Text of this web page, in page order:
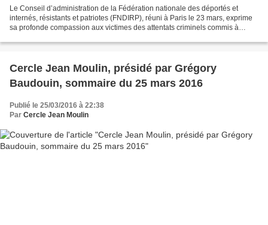
Le Conseil d’administration de la Fédération nationale des déportés et
internés, résistants et patriotes (FNDIRP), réuni à Paris le 23 mars, exprime
sa profonde compassion aux victimes des attentats criminels commis à
Cercle Jean Moulin, présidé par Grégory
Baudouin, sommaire du 25 mars 2016
Publié le 25/03/2016 à 22:38
Par Cercle Jean Moulin